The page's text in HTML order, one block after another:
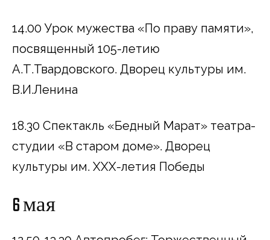
14.00 Урок мужества «По праву памяти»,
посвященный 105-летию
А.Т.Твардовского. Дворец культуры им.
В.И.Ленина
18.30 Спектакль «Бедный Марат» театра-
студии «В старом доме». Дворец
культуры им. ХХХ-летия Победы
6 мая